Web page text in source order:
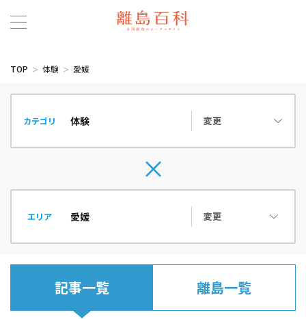
TOP 体験 愛媛
カテゴリ 変更
エリア 変更
記事一覧 離島一覧